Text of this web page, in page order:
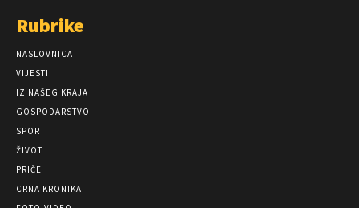
Rubrike
NASLOVNICA
VIJESTI
IZ NAŠEG KRAJA
GOSPODARSTVO
SPORT
ŽIVOT
PRIČE
CRNA KRONIKA